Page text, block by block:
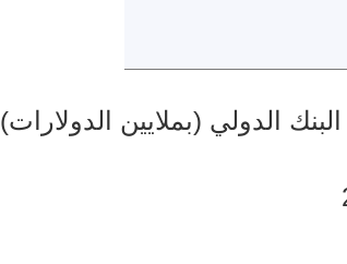
(بملايين الدولارات) 2026/07/31